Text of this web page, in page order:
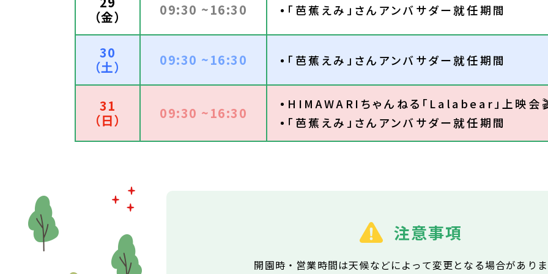
（金）
09:30 ~16:30 「芭蕉えみ」さんアンバサダー就任期間
30
（土）
09:30 ~16:30 「芭蕉えみ」さんアンバサダー就任期間
31
（日）
09:30 ~16:30
HIMAWARIちゃんねる「Lalabear」上映会
「芭蕉えみ」さんアンバサダー就任期間
注意事項
開園時・営業時間は天候などによって変更となる場合があり